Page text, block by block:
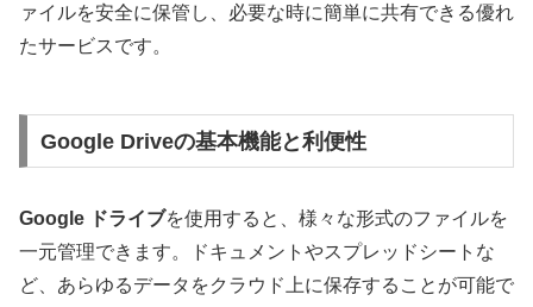
ァイルを安全に保管し、必要な時に簡単に共有できる優れ
たサービスです。
Google Driveの基本機能と利便性
Google ドライブを使用すると、様々な形式のファイルを
一元管理できます。ドキュメントやスプレッドシートな
ど、あらゆるデータをクラウド上に保存することが可能で